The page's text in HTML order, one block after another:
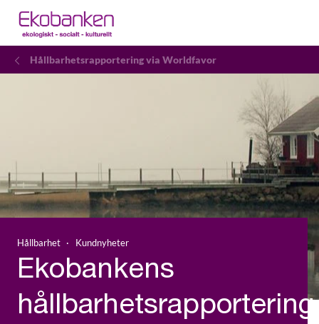
Hållbarhetsrapportering via Worldfavor
Hållbarhet Kundnyheter
Ekobankens
hållbarhetsrapportering